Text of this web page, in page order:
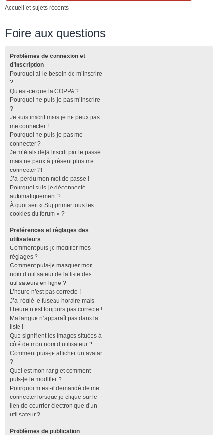
Accueil et sujets récents
Foire aux questions
Problèmes de connexion et
d’inscription
Pourquoi ai-je besoin de m’inscrire
?
Qu’est-ce que la COPPA ?
Pourquoi ne puis-je pas m’inscrire
?
Je suis inscrit mais je ne peux pas
me connecter !
Pourquoi ne puis-je pas me
connecter ?
Je m’étais déjà inscrit par le passé
mais ne peux à présent plus me
connecter ?!
J’ai perdu mon mot de passe !
Pourquoi suis-je déconnecté
automatiquement ?
À quoi sert « Supprimer tous les
cookies du forum » ?
Préférences et réglages des
utilisateurs
Comment puis-je modifier mes
réglages ?
Comment puis-je masquer mon
nom d’utilisateur de la liste des
utilisateurs en ligne ?
L’heure n’est pas correcte !
J’ai réglé le fuseau horaire mais
l’heure n’est toujours pas correcte !
Ma langue n’apparaît pas dans la
liste !
Que signifient les images situées à
côté de mon nom d’utilisateur ?
Comment puis-je afficher un avatar
?
Quel est mon rang et comment
puis-je le modifier ?
Pourquoi m’est-il demandé de me
connecter lorsque je clique sur le
lien de courrier électronique d’un
utilisateur ?
Problèmes de publication